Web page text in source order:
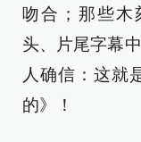
吻合；那些木
头、片尾字幕
人确信：这就
的》！